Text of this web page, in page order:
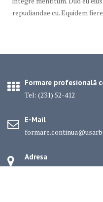
repudiandae cu. Equidem
Formare profesională
Tel: (231) 52-412
E-Mail
Adresa
str. Pușkin, nr. 38, MD-